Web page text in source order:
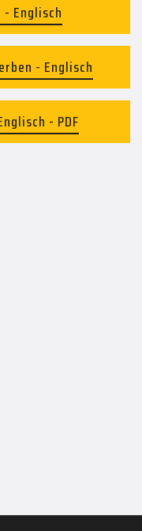
Englisch
- Englisch
- PDF